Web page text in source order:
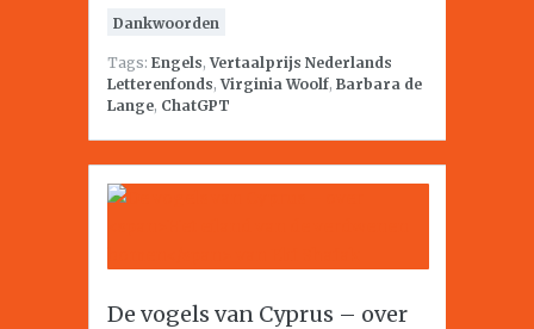
Dankwoorden
Tags: Engels,Vertaalprijs Nederlands
Letterenfonds,Virginia Woolf, Barbara de
Lange, ChatGPT
De vogels van Cyprus – over